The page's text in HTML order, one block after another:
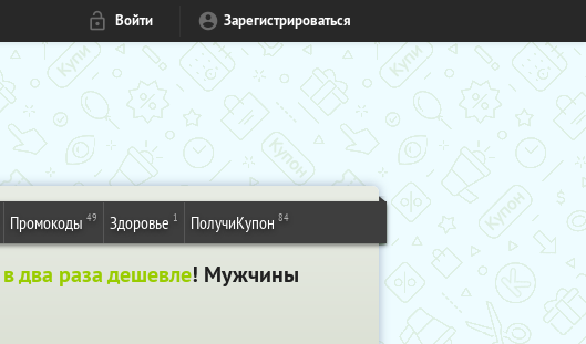
Войти Зарегистрироваться
Промокоды 49 Здоровье 1 ПолучиКупон 84
в два раза дешевле! Мужчины